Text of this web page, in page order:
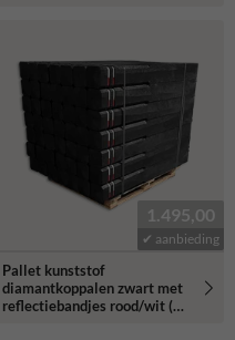
1.495,00
✔ aanbieding
Pallet kunststof
diamantkoppalen zwart met
reflectiebandjes rood/wit (49